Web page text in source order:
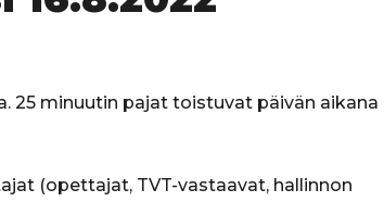
25 minuutin pajat toistuvat päivän aikana
(opettajat, TVT-vastaavat, hallinnon